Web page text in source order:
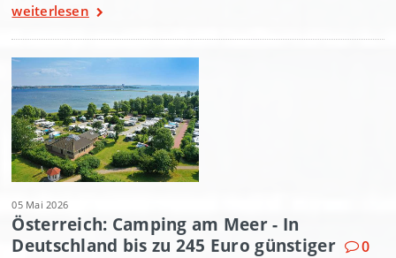
weiterlesen
05 Mai 2026
Österreich: Camping am Meer - In
Deutschland bis zu 245 Euro günstiger
0